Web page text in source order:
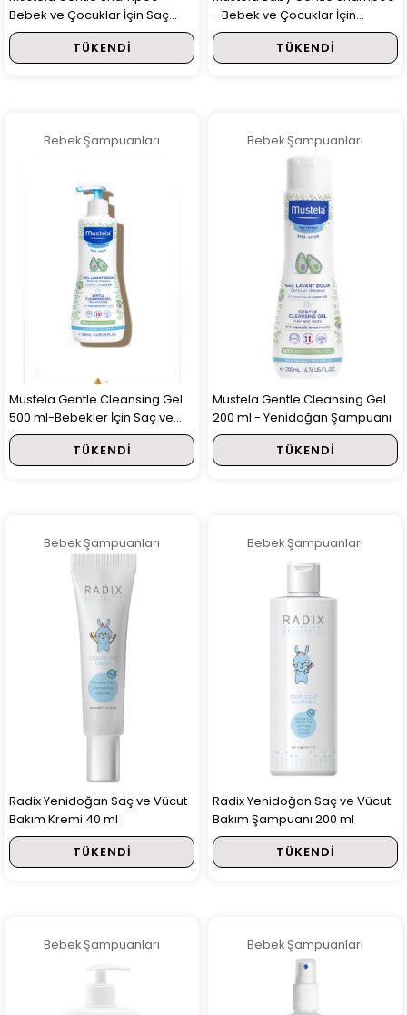
Bebek ve Çocuklar İçin Saç
Şampuanı 500ml
TÜKENDI
- Bebek ve Çocuklar İçin
Şampuanı 200ml
TÜKENDI
Bebek Şampuanları
Mustela Gentle Cleansing Gel
500 ml-Bebekler İçin Saç ve
Vücut Şampuanı
TÜKENDI
Bebek Şampuanları
Mustela Gentle Cleansing Gel
200 ml - Yenidoğan Şampuanı
TÜKENDI
Bebek Şampuanları
Radix Yenidoğan Saç ve Vücut
Bakım Kremi 40 ml
TÜKENDI
Bebek Şampuanları
Radix Yenidoğan Saç ve Vücut
Bakım Şampuanı 200 ml
TÜKENDI
Bebek Şampuanları Bebek Şampuanları